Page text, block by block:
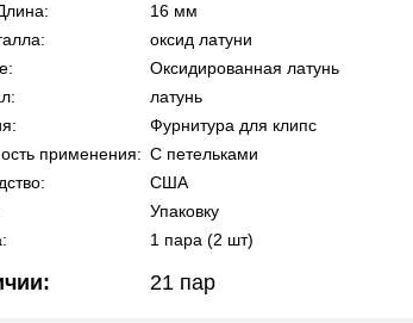
16 мм
оксид латуни
Оксидированная латунь
латунь
Фурнитура для клипс
применения: С петельками
США
Упаковку
1 пара (2 шт)
21 пар